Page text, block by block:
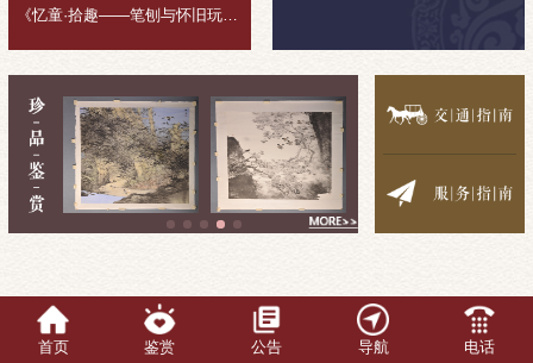
《忆童·拾趣——笔刨与怀旧玩具收藏展》展览回顾
首页 鉴赏 公告 导航 电话